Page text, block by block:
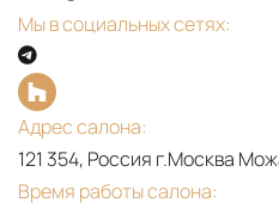
DESIGNED
BY
MARGHERITA
FANTI
Мы в социальных сетях:
Адрес салона:
121 354, Россия г.Москва
Время работы салона: